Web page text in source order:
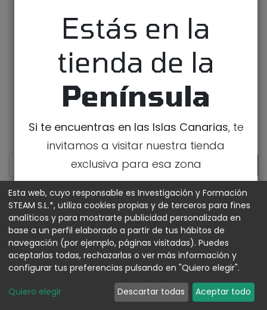
Estás en la
tienda de la
Península
Si te encuentras en las Islas Canarias, te
invitamos a visitar nuestra tienda
exclusiva para esa zona
IR A LA TIENDA DE CANARIAS
MOSTRAR CATEGORÍAS
Esta web, cuyo responsable es Investigación y Formación
STEAM S.L.*, utiliza cookies propias y de terceros para fines
analíticos y para mostrarte publicidad personalizada en
base a un perfil elaborado a partir de tus hábitos de
navegación (por ejemplo, páginas visitadas). Puedes
aceptarlas todas, rechazarlas o ver más información y
configurar tus preferencias pulsando en "Quiero elegir".
Quiero elegir Descartar todas Aceptar todo